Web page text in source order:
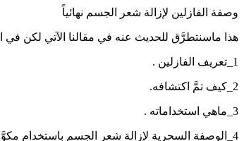
وصفة الفازلين لإزالة شعر الجسم نهائياً
هذا ماسنتطرَّق للحديث عنه في مقالنا الآتي لكن
1_تعريف الفازلين .
2_كيف تمَّ اكتشافه.
3_ماهي استخداماته .
4_الوصفة السحرية لإزالة شعر الجسم باستخدام مكوَّن الفازلين.